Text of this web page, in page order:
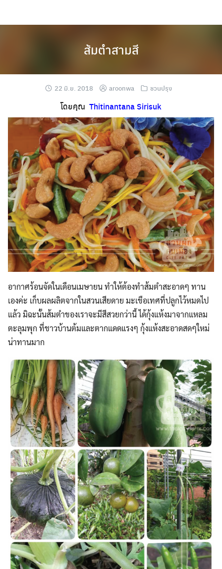
ส้มตำสามสี
22 มิ.ย. 2018 aroonwa ชวนปรุง
โดยคุณ Thitinantana Sirisuk
อากาศร้อนจัดในเดือนเมษายน ทำให้ต้องทำส้มตำสะอาดๆ ทาน
เองค่ะ เก็บผลผลิตจากในสวนเสียดาย มะเขือเทศที่ปลูกไว้หมดไป
แล้ว มิฉะนั้นส้มตำของเราจะมีสีสวยกว่านี้ ได้กุ้งแห้งมาจากแหลม
ตะลุมพุก ที่ชาวบ้านต้มและตากแดดแรงๆ กุ้งแห้งสะอาดสดๆใหม่
น่าทานมาก